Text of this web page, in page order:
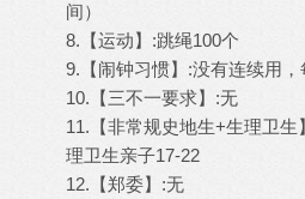
间）
8.【运动】:跳绳100个
9.【闹钟习惯】:没有连续用
10.【三不一要求】:无
11.【非常规史地生+生理卫
理卫生亲子17-22
12.【郑委】:无